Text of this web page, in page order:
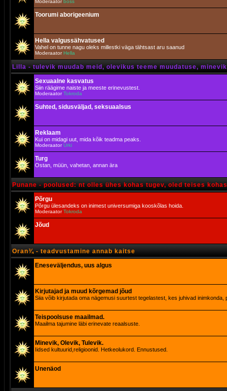
Moderaatorboss
Toorumi aborigeenium
Hella valgussähvatused
Vahel on tunne nagu oleks millestki väga tähtsast aru saanud
Moderaator Hella
Lilla - tulevik muudab meid, olevikus teeme muudatuse,
Sexuaalne kasvatus
Siin räägime naiste ja meeste erinevustest.
ModeraatorTokroda
Suhted, sidusväljad, seksuaalsus
Reklaam
Kui on midagi uut, mida kõik teadma peaks.
ModeraatorUrki
Turg
Ostan, müün, vahetan, annan ära
Punane - poolused: nt olles ühes kohas tugev, oled teises
Põrgu
Põrgu ülesandeks on inimest universumiga kooskõlas hoida.
ModeraatorTokroda
Jõud
Oran¾ - teadvustamine annab kaitse
Eneseväljendus, uus algus
Kirjutajad ja muud kõrgemad jõud
Siia võib kirjutada oma nägemusi suurtest tegelastest, kes juhivad inimkonda,
Teispoolsuse maailmad.
Maailma tajumine läbi erinevate reaalsuste.
Minevik, Olevik, Tulevik.
Iidsed kultuurid,religioonid. Hetkeolukord. Ennustused.
Unenäod